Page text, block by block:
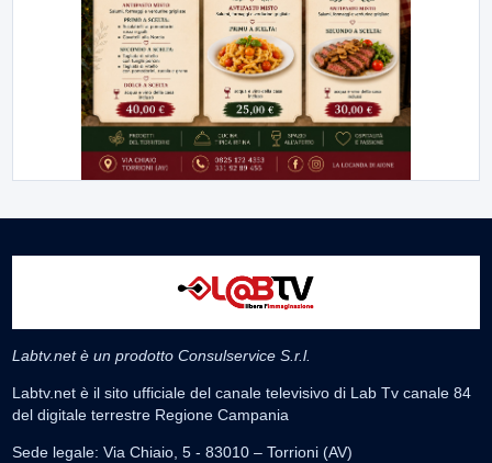
Labtv.net è un prodotto Consulservice S.r.l.
Labtv.net è il sito ufficiale del canale televisivo di Lab Tv canale 84
del digitale terrestre Regione Campania
Sede legale: Via Chiaio, 5 - 83010 – Torrioni (AV)